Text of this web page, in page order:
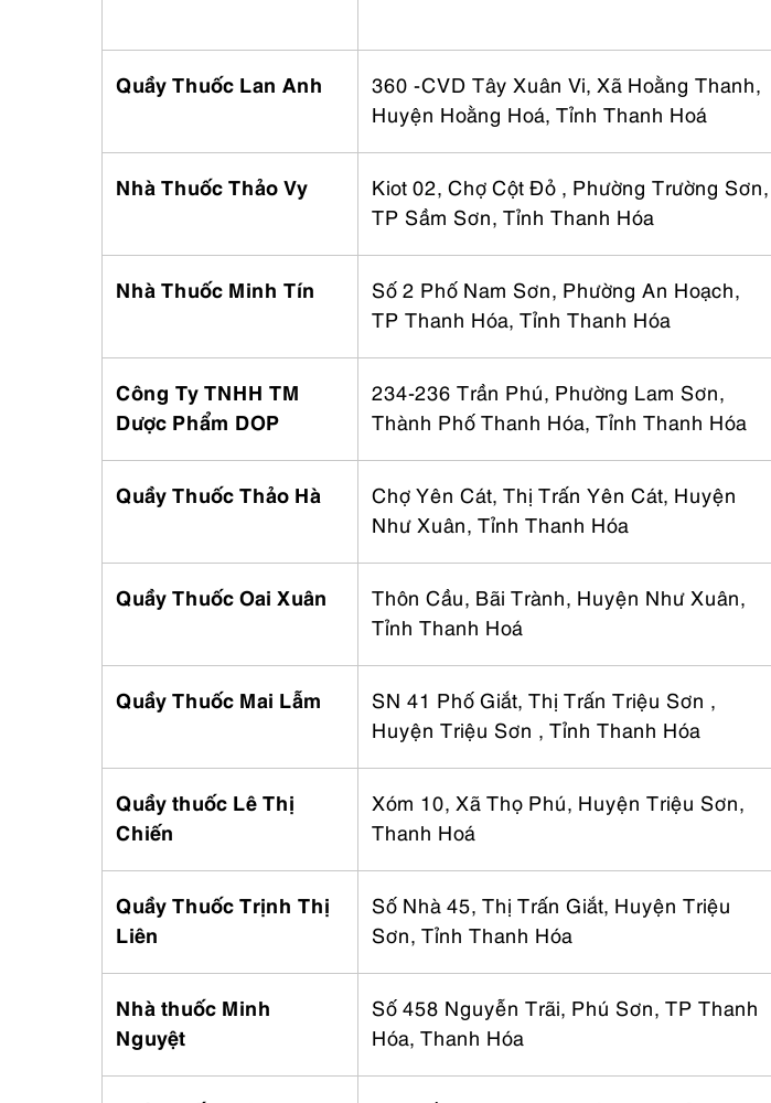
Quầy Thuốc Lan Anh
360 -CVD Tây Xuân Vi, Xã Hoằng Thanh,
Huyện Hoằng Hoá, Tỉnh Thanh Hoá
Nhà Thuốc Thảo Vy
Kiot 02, Chợ Cột Đỏ , Phường Trường Sơn,
TP Sầm Sơn, Tỉnh Thanh Hóa
Nhà Thuốc Minh Tín
Số 2 Phố Nam Sơn, Phường An Hoạch,
TP Thanh Hóa, Tỉnh Thanh Hóa
Công Ty TNHH TM
Dược Phẩm DOP
234-236 Trần Phú, Phường Lam Sơn,
Thành Phố Thanh Hóa, Tỉnh Thanh Hóa
Quầy Thuốc Thảo Hà
Chợ Yên Cát, Thị Trấn Yên Cát, Huyện
Như Xuân, Tỉnh Thanh Hóa
Quầy Thuốc Oai Xuân
Thôn Cầu, Bãi Trành, Huyện Như Xuân,
Tỉnh Thanh Hoá
Quầy Thuốc Mai Lẫm
SN 41 Phố Giắt, Thị Trấn Triệu Sơn ,
Huyện Triệu Sơn , Tỉnh Thanh Hóa
Quầy thuốc Lê Thị
Chiến
Xóm 10, Xã Thọ Phú, Huyện Triệu Sơn,
Thanh Hoá
Quầy Thuốc Trịnh Thị
Liên
Số Nhà 45, Thị Trấn Giắt, Huyện Triệu
Sơn, Tỉnh Thanh Hóa
Nhà thuốc Minh
Nguyệt
Số 458 Nguyễn Trãi, Phú Sơn, TP Thanh
Hóa, Thanh Hóa